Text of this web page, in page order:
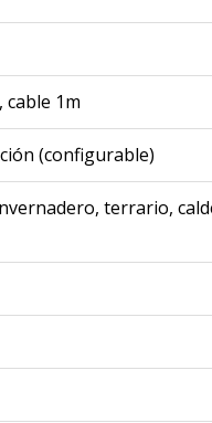
cable 1m
(configurable)
terrario,